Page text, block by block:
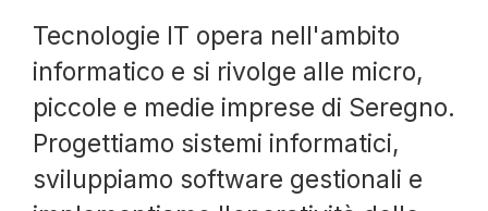
Tecnologie IT opera nell'ambito
informatico e si rivolge alle micro,
piccole e medie imprese di Seregno.
Progettiamo sistemi informatici,
sviluppiamo software gestionali e